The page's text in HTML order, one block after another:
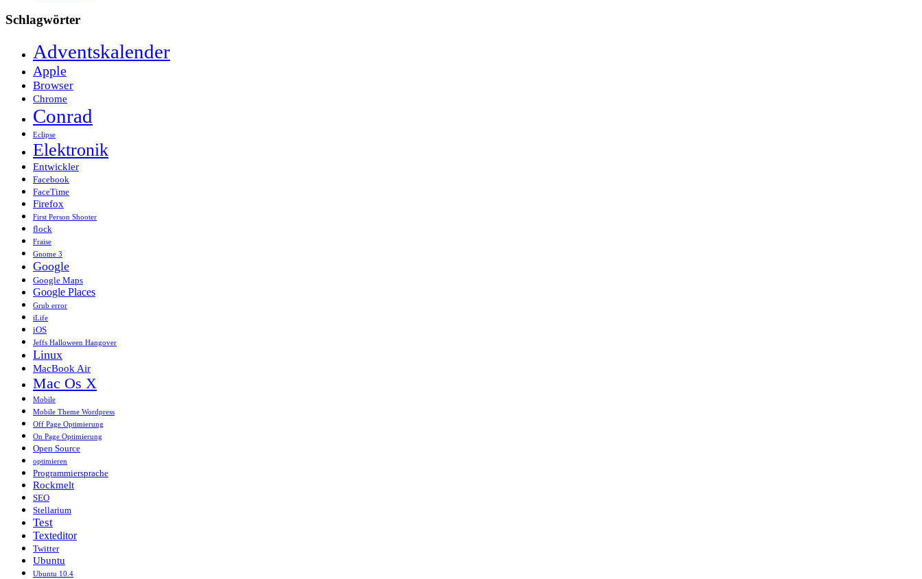
Schlagwörter
Adventskalender
Apple
Browser
Chrome
Conrad
Eclipse
Elektronik
Entwickler
Facebook
FaceTime
Firefox
First Person Shooter
flock
Fraise
Gnome 3
Google
Google Maps
Google Places
Grub error
iLife
iOS
Jeffs Halloween Hangover
Linux
MacBook Air
Mac Os X
Mobile
Mobile Theme Wordpress
Off Page Optimierung
On Page Optimierung
Open Source
optimieren
Programmiersprache
Rockmelt
SEO
Stellarium
Test
Texteditor
Twitter
Ubuntu
Ubuntu 10.4